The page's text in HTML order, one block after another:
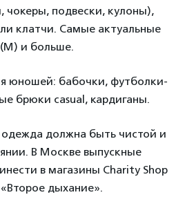
чокеры, подвески, кулоны),
клатчи. Самые актуальные
и больше.
юношей: бабочки, футболки-
брюки casual, кардиганы.
должна быть чистой и
В Москве выпускные
в магазины Charity Shop
дыхание».